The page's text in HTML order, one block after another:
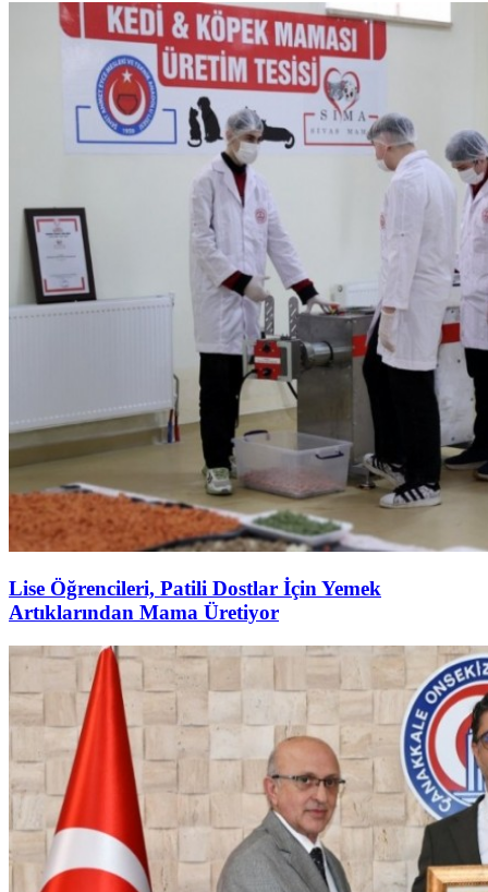
Lise Öğrencileri, Patili Dostlar İçin Yemek
Artıklarından Mama Üretiyor